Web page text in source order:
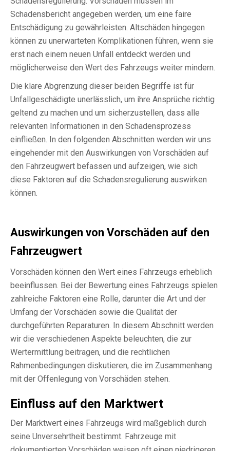
Schadensbericht angegeben werden, um eine faire
Entschädigung zu gewährleisten. Altschäden hingegen
können zu unerwarteten Komplikationen führen, wenn sie
erst nach einem neuen Unfall entdeckt werden und
möglicherweise den Wert des Fahrzeugs weiter mindern.
Die klare Abgrenzung dieser beiden Begriffe ist für
Unfallgeschädigte unerlässlich, um ihre Ansprüche richtig
geltend zu machen und um sicherzustellen, dass alle
relevanten Informationen in den Schadensprozess
einfließen. In den folgenden Abschnitten werden wir uns
eingehender mit den Auswirkungen von Vorschäden auf
den Fahrzeugwert befassen und aufzeigen, wie sich
diese Faktoren auf die Schadensregulierung auswirken
können.
Auswirkungen von Vorschäden auf den
Fahrzeugwert
Vorschäden können den Wert eines Fahrzeugs erheblich
beeinflussen. Bei der Bewertung eines Fahrzeugs spielen
zahlreiche Faktoren eine Rolle, darunter die Art und der
Umfang der Vorschäden sowie die Qualität der
durchgeführten Reparaturen. In diesem Abschnitt werden
wir die verschiedenen Aspekte beleuchten, die zur
Wertermittlung beitragen, und die rechtlichen
Rahmenbedingungen diskutieren, die im Zusammenhang
mit der Offenlegung von Vorschäden stehen.
Einfluss auf den Marktwert
Der Marktwert eines Fahrzeugs wird maßgeblich durch
seine Unversehrtheit bestimmt. Fahrzeuge mit